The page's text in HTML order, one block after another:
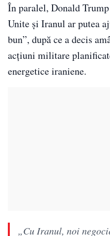
În paralel, Donald
Unite și Iranul ar putea
bun”, după ce a decis
acțiuni militare
energetice iraniene.
„Cu Iranul, noi